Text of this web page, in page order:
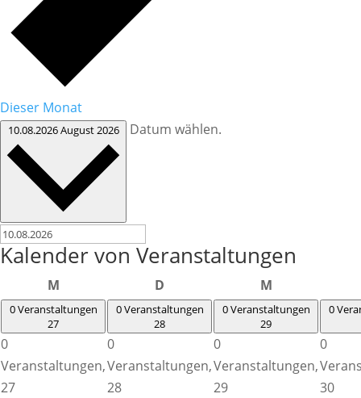
Dieser Monat
10.08.2026August 2026 Datum wählen.
Kalender von Veranstaltungen
MMontag D MMittwoch
0 Veranstaltungen
27
0
Veranstaltungen,
27
0 Veranstaltungen
28
0
Veranstaltungen,
28
0 Veranstaltungen
29
0
Veranstaltungen,
29
0
0
30